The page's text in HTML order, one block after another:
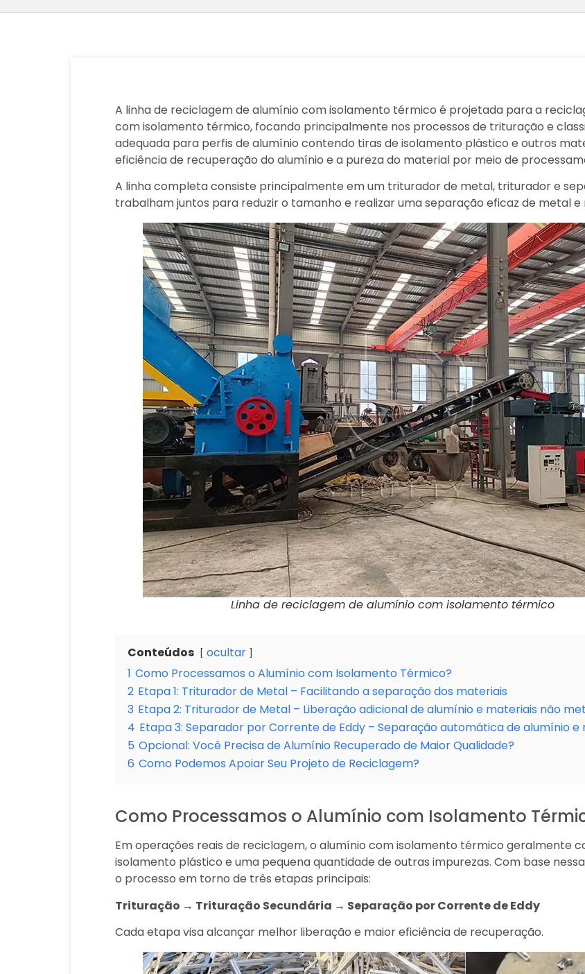
A linha de reciclagem de alumínio com isolamento térmico é projetada para a
com isolamento térmico, focando principalmente nos processos de trituração e
adequada para perfis de alumínio contendo tiras de isolamento plástico e outros
eficiência de recuperação do alumínio e a pureza do material por meio de
A linha completa consiste principalmente em um triturador de metal, triturador e
trabalham juntos para reduzir o tamanho e realizar uma separação eficaz de metal
Linha de reciclagem de alumínio com isolamento térmico
Conteúdos
ocultar
1 Como Processamos o Alumínio com Isolamento Térmico?
2 Etapa 1: Triturador de Metal – Facilitando a separação dos materiais
3 Etapa 2: Triturador de Metal – Liberação adicional de alumínio e materiais não
4 Etapa 3: Separador por Corrente de Eddy – Separação automática de alumínio
5 Opcional: Você Precisa de Alumínio Recuperado de Maior Qualidade?
6 Como Podemos Apoiar Seu Projeto de Reciclagem?
Como Processamos o Alumínio com Isolamento
Em operações reais de reciclagem, o alumínio com isolamento térmico geralmente
isolamento plástico e uma pequena quantidade de outras impurezas. Com base
o processo em torno de três etapas principais:
Trituração → Trituração Secundária → Separação por Corrente de Eddy
Cada etapa visa alcançar melhor liberação e maior eficiência de recuperação.